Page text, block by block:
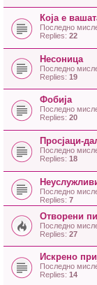
Која е
Последно
Replies: 22
Несоница
Последно
Replies: 19
Фобија
Последно
Replies: 20
Просјаци-
Последно
Replies: 18
Последно
Replies: 7
Отворени
Последно
Replies: 27
Искрено
Последно
Replies: 14